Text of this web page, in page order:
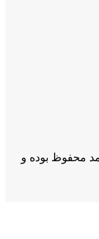
محفوظ بوده و